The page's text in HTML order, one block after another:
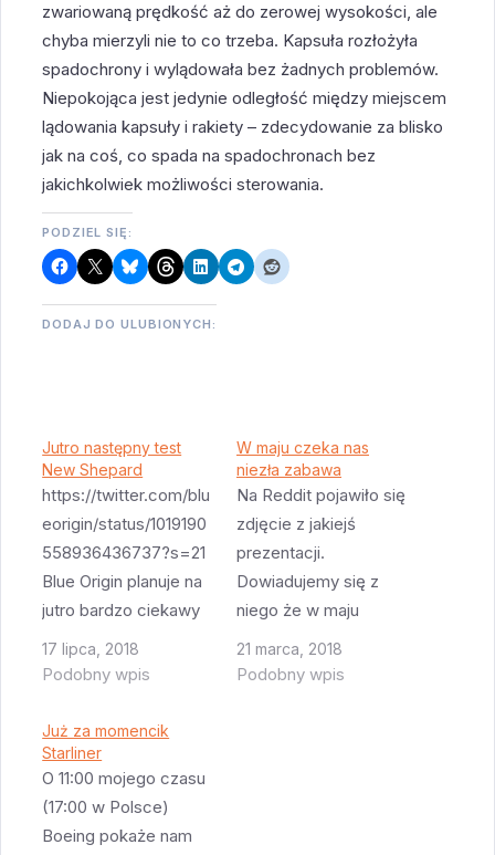
zwariowaną prędkość aż do zerowej wysokości, ale
chyba mierzyli nie to co trzeba. Kapsuła rozłożyła
spadochrony i wylądowała bez żadnych problemów.
Niepokojąca jest jedynie odległość między miejscem
lądowania kapsuły i rakiety – zdecydowanie za blisko
jak na coś, co spada na spadochronach bez
jakichkolwiek możliwości sterowania.
PODZIEL SIĘ:
DODAJ DO ULUBIONYCH:
Jutro następny test
New Shepard
https://twitter.com/blu
eorigin/status/1019190
558936436737?s=21
Blue Origin planuje na
jutro bardzo ciekawy
(i mam nadzieję
widowiskowy) test
pamiętacie
przetestowano już raz
działanie silników
systemu ratowania
kapsuły - było to w
17 lipca, 2018
Podobny wpis
W maju czeka nas
niezła zabawa
Na Reddit pojawiło się
zdjęcie z jakiejś
prezentacji.
Dowiadujemy się z
niego że w maju
czeka nas najbardziej
spektakularny test jaki
21 marca, 2018
Podobny wpis
Już za momencik
Starliner
O 11:00 mojego czasu
(17:00 w Polsce)
Boeing pokaże nam